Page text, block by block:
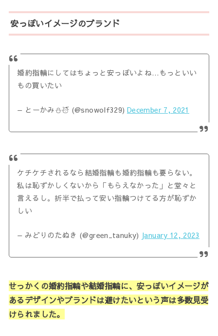
安っぽいイメージのブランド
婚約指輪にしてはちょっと安っぽいよね…もっといい
もの買いたい
— とーかみ⛄️☃️ (@snowolf329) December 7, 2021
ケチケチされるなら結婚指輪も婚約指輪も要らない。
私は恥ずかしくないから「もらえなかった」と堂々と
言えるし。折半で払って安い指輪つけてる方が恥ずか
しい
— みどりのたぬき (@green_tanuky) January 12, 2023
せっかくの婚約指輪や結婚指輪に、安っぽいイメージが
あるデザインやブランドは避けたいという声は多数見受
けられました。